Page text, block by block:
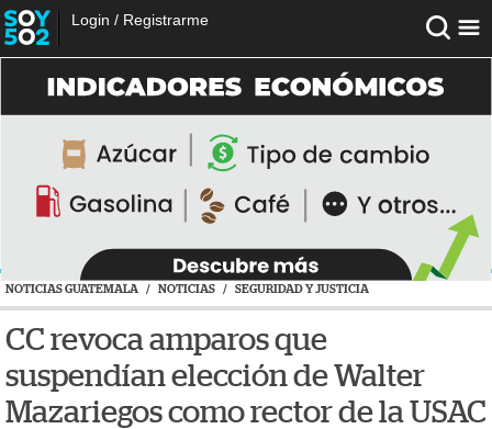
Login / Registrarme
NOTICIAS GUATEMALA / NOTICIAS / SEGURIDAD Y JUSTICIA
CC revoca amparos que
suspendían elección de Walter
Mazariegos como rector de la USAC